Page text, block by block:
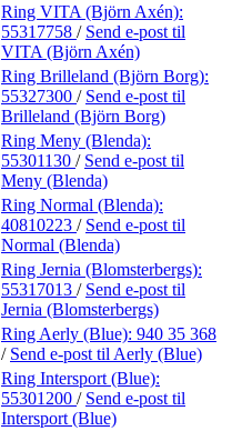
Ring VITA (Björn Axén):
55317758 / Send e-post til
VITA (Björn Axén)
Ring Brilleland (Björn Borg):
55327300 / Send e-post til
Brilleland (Björn Borg)
Ring Meny (Blenda):
55301130 / Send e-post til
Meny (Blenda)
Ring Normal (Blenda):
40810223 / Send e-post til
Normal (Blenda)
Ring Jernia (Blomsterbergs):
55317013 / Send e-post til
Jernia (Blomsterbergs)
Ring Aerly (Blue): 940 35 368
/ Send e-post til Aerly (Blue)
Ring Intersport (Blue):
55301200 / Send e-post til
Intersport (Blue)